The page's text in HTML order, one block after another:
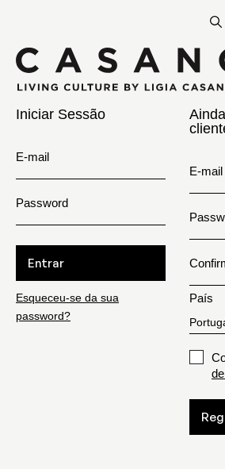
Iniciar Sessão
E-mail
Password
Entrar
Esqueceu-se da sua
password?
E-mail
País